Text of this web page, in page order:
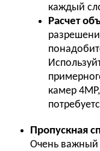
каждый
Расчет
камер
Пропускная
Очень важный